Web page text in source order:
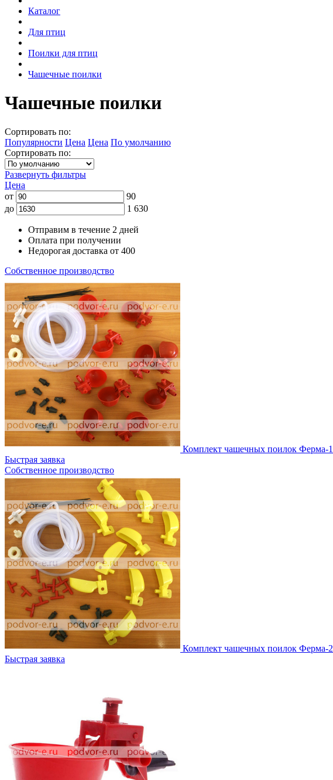
Каталог
Для птиц
Поилки для птиц
Чашечные поилки
Чашечные поилки
Сортировать по:
Популярности Цена Цена По умолчанию
Сортировать по:
Развернуть фильтры
Цена
от
90
до
1 630
Отправим в течение 2 дней
Оплата при получении
Недорогая доставка от 400
Собственное производство
Комплект чашечных поилок Ферма-1
Быстрая заявка
Собственное производство
Комплект чашечных поилок Ферма-2
Быстрая заявка